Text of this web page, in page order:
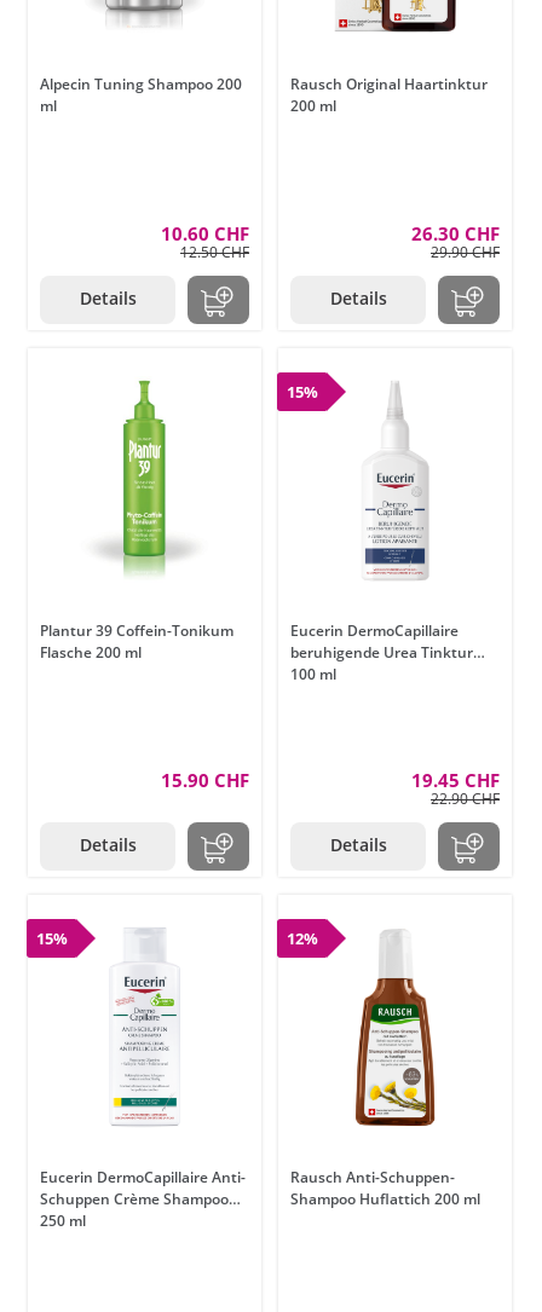
Alpecin Tuning Shampoo 200
ml
10.60 CHF
12.50 CHF
Details
Rausch Original Haartinktur
200 ml
26.30 CHF
29.90 CHF
Details
Plantur 39 Coffein-Tonikum
Flasche 200 ml
15.90 CHF
Details
15%
Eucerin DermoCapillaire
beruhigende Urea Tinktur
100 ml
19.45 CHF
22.90 CHF
Details
15%
Eucerin DermoCapillaire Anti-
Schuppen Crème Shampoo
250 ml
12%
Rausch Anti-Schuppen-
Shampoo Huflattich 200 ml